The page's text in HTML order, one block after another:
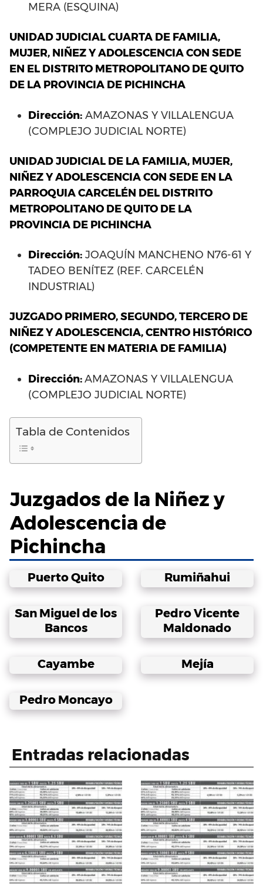
MERA (ESQUINA)
UNIDAD JUDICIAL CUARTA DE FAMILIA,
MUJER, NIÑEZ Y ADOLESCENCIA CON SEDE
EN EL DISTRITO METROPOLITANO DE QUITO
DE LA PROVINCIA DE PICHINCHA
Dirección: AMAZONAS Y VILLALENGUA
(COMPLEJO JUDICIAL NORTE)
UNIDAD JUDICIAL DE LA FAMILIA, MUJER,
NIÑEZ Y ADOLESCENCIA CON SEDE EN LA
PARROQUIA CARCELÉN DEL DISTRITO
METROPOLITANO DE QUITO DE LA
PROVINCIA DE PICHINCHA
Dirección: JOAQUÍN MANCHENO N76-61 Y
TADEO BENÍTEZ (REF. CARCELÉN
INDUSTRIAL)
JUZGADO PRIMERO, SEGUNDO, TERCERO DE
NIÑEZ Y ADOLESCENCIA, CENTRO HISTÓRICO
(COMPETENTE EN MATERIA DE FAMILIA)
Dirección:AMAZONAS Y VILLALENGUA
(COMPLEJO JUDICIAL NORTE)
Tabla de Contenidos
Juzgados de la Niñez y
Adolescencia de
Pichincha
Puerto Quito Rumiñahui
San Miguel de los
Bancos
Pedro Vicente
Maldonado
Cayambe Mejía
Pedro Moncayo
Entradas relacionadas